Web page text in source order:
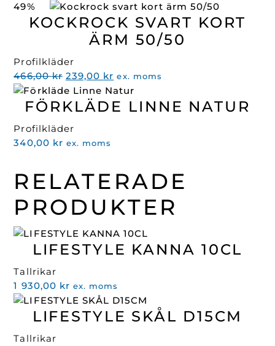
49%
KOCKROCK SVART KORT
ÄRM 50/50
Profilkläder
466,00kr Det
ursprungliga
priset
466,00 kr.
239,00 kr Det
nuvarande
priset
ex. moms
FÖRKLÄDE LINNE NATUR
Profilkläder
340,00 kr ex. moms
RELATERADE
PRODUKTER
LIFESTYLE KANNA 10CL
Tallrikar
1 930,00 kr ex. moms
LIFESTYLE SKÅL D15CM
Tallrikar